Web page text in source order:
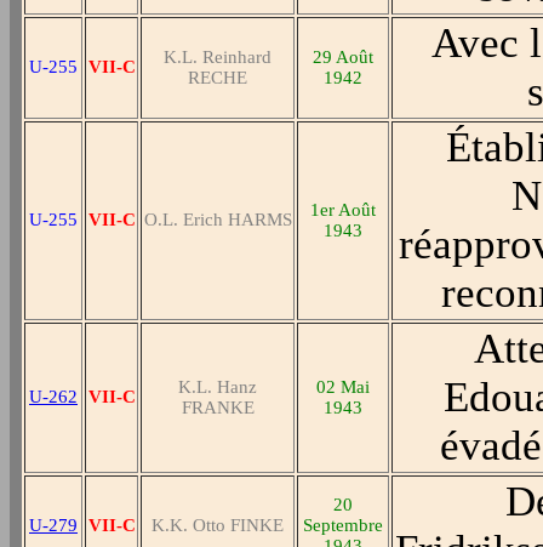
U-255 VII-C
K.L. Reinhard
RECHE
29 Août
1942
Avec
U-255 VII-C O.L. Erich HARMS
1er Août
1943
U-262 VII-C
K.L. Hanz
FRANKE
02 Mai
1943
U-279 VII-C K.K. Otto FINKE
20
Septembre